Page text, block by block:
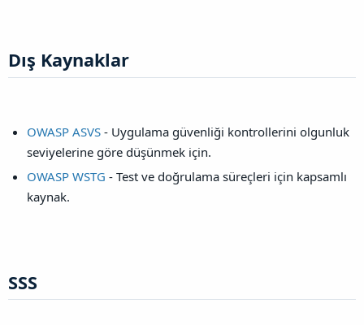
Dış Kaynaklar​
OWASP ASVS - Uygulama güvenliği kontrollerini olgunluk
seviyelerine göre düşünmek için.
OWASP WSTG - Test ve doğrulama süreçleri için kapsamlı
kaynak.
SSS​